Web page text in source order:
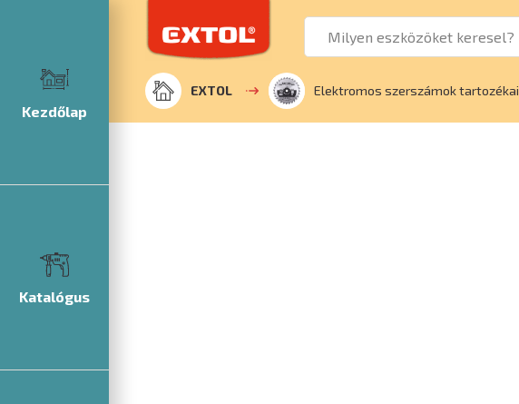
Kezdőlap
Katalógus
EXTOL Elektromos szerszámok tartozékai